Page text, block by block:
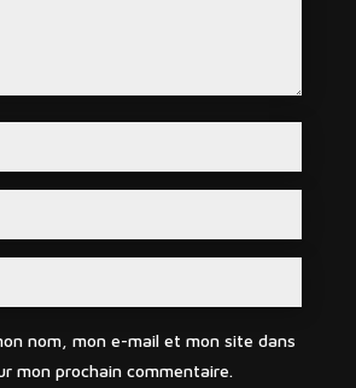
nom, mon e-mail et mon site dans
mon prochain commentaire.